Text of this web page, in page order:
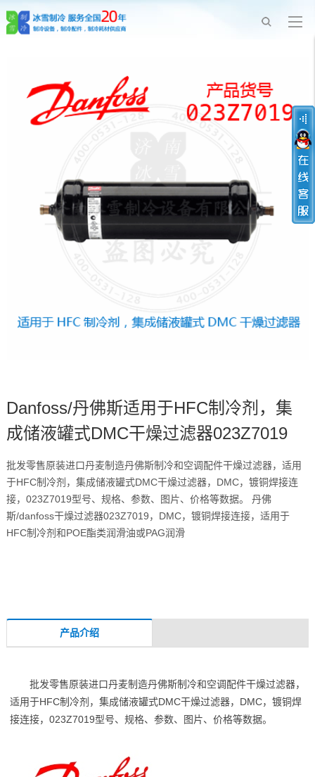
Danfoss/丹佛斯适用于HFC制冷剂，集
成储液罐式DMC干燥过滤器023Z7019
批发零售原装进口丹麦制造丹佛斯制冷和空调配件干燥过滤器，适用
于HFC制冷剂，集成储液罐式DMC干燥过滤器，DMC，镀铜焊接连
接，023Z7019型号、规格、参数、图片、价格等数据。 丹佛
斯/danfoss干燥过滤器023Z7019，DMC，镀铜焊接连接，适用于
HFC制冷剂和POE酯类润滑油或PAG润滑
产品介绍
批发零售原装进口丹麦制造丹佛斯制冷和空调配件干燥过滤器，
适用于HFC制冷剂，集成储液罐式DMC干燥过滤器，DMC，镀铜焊
接连接，023Z7019型号、规格、参数、图片、价格等数据。